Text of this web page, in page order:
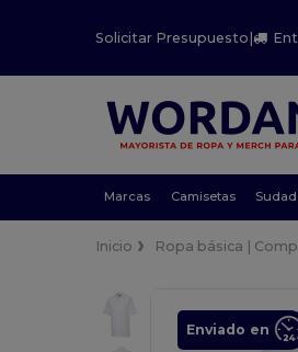
Solicitar Presupuesto |
Marcas Camisetas
Inicio Ropa básica |
Enviado en